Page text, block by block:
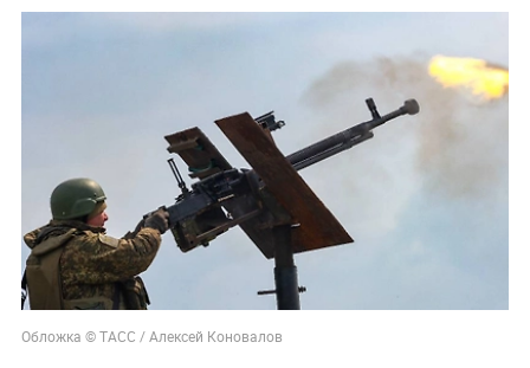
Обложка © ТАСС / Алексей Коновалов